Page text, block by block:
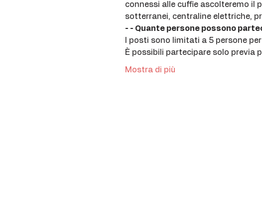
connessi alle cuffie ascolteremo il
sotterranei, centraline elettriche,
- - Quante persone possono
I posti sono limitati a 5 persone
È possibili partecipare solo previa
Mostra di più